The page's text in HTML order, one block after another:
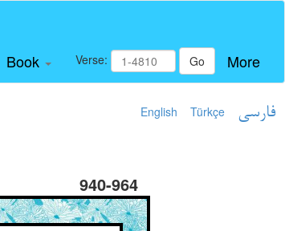
Book Verse: Go More
English Türkçe فارسی
940-964